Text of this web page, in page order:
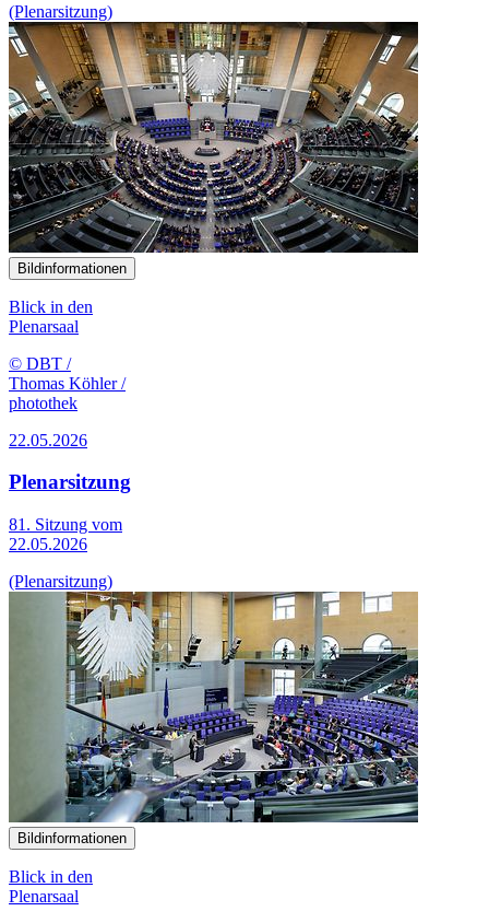
(Plenarsitzung)
Bildinformationen
Blick in den
Plenarsaal
© DBT /
Thomas Köhler /
photothek
22.05.2026
Plenarsitzung
81. Sitzung vom
22.05.2026
(Plenarsitzung)
Bildinformationen
Blick in den
Plenarsaal